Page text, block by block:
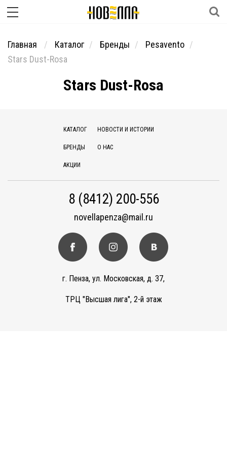
Главная Каталог Бренды
Pesavento
Stars Dust-Rosa
Stars Dust-Rosa
КАТАЛОГ
БРЕНДЫ
АКЦИИ
НОВОСТИ И ИСТОРИИ
О НАС
8 (8412) 200-556
novellapenza@mail.ru
г. Пенза, ул. Московская, д. 37,
ТРЦ "Высшая лига", 2-й этаж